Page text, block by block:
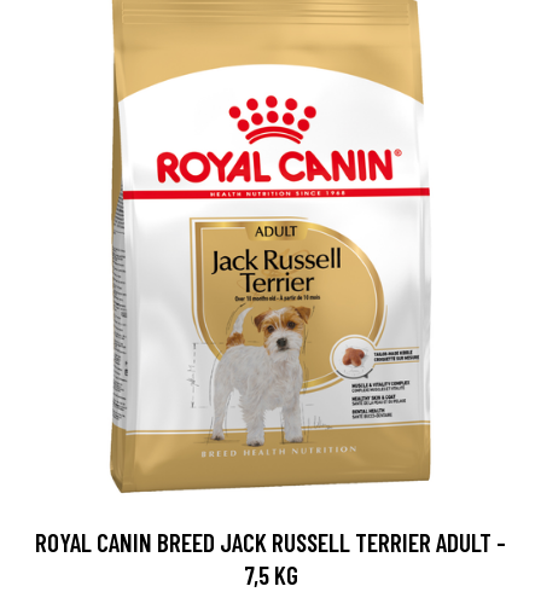
ROYAL CANIN BREED JACK RUSSELL TERRIER ADULT -
7,5 KG